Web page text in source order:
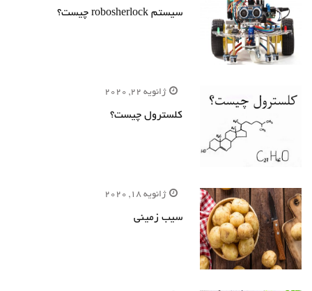
سیستم robosherlock چیست؟
ژانویه 22, 2020
کلسترول چیست؟
ژانویه 18, 2020
سیب زمینی